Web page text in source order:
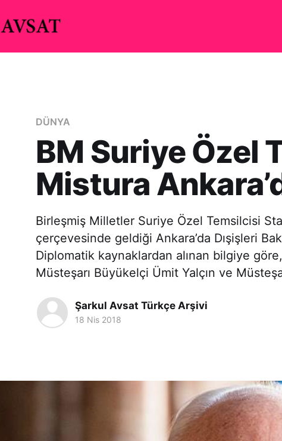
DÜNYA
BM Suriye Özel
Mistura
Birleşmiş Milletler Suriye Özel Temsilcisi
çerçevesinde geldiği Ankara’da Dışişleri
Diplomatik kaynaklardan alınan bilgiye göre,
Müsteşarı Büyükelçi Ümit Yalçın ve
Şarkul Avsat Türkçe Arşivi
18 Nis 2018